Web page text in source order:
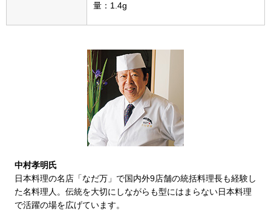
ズ 帽子
ベルト
量：1.4g
中村孝明氏
日本料理の名店「なだ万」で国内外9店舗の統括料理長も経験し
た名料理人。伝統を大切にしながらも型にはまらない日本料理
で活躍の場を広げています。